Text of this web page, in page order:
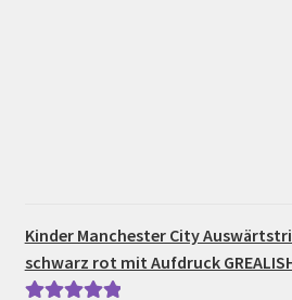
Kinder Manchester City
schwarz rot mit Aufdruck